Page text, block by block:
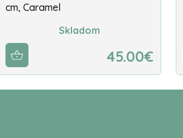
cm, Caramel
Skladom
45.00€